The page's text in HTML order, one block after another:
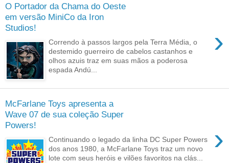
O Portador da Chama do Oeste
em versão MiniCo da Iron
Studios!
›
Correndo à passos largos pela Terra Média, o
destemido guerreiro de cabelos castanhos e
olhos azuis traz em suas mãos a poderosa
espada Andú...
McFarlane Toys apresenta a
Wave 07 de sua coleção Super
Powers!
›
Continuando o legado da linha DC Super Powers
dos anos 1980, a McFarlane Toys traz um novo
lote com seus heróis e vilões favoritos na clás...